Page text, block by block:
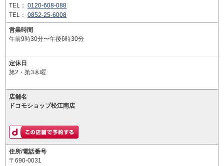
TEL： 0120-608-088
TEL： 0852-25-6008
営業時間
午前9時30分〜午後6時30分
定休日
第2・第3木曜
店舗名
ドコモショップ松江南店
住所/電話番号
〒690-0031